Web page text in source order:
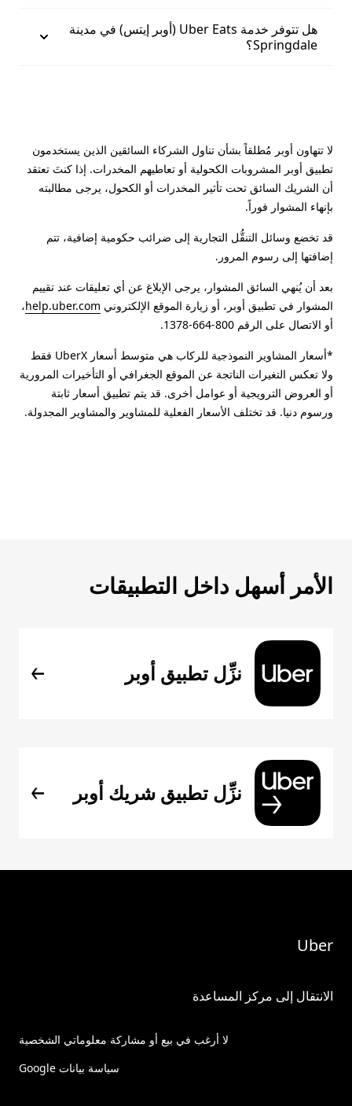
هل تتوفر خدمة Uber Eats (أوبر إيتس) في مدينة
Springdale؟
لا تتهاون أوبر مُطلقاً بشأن تناول الشركاء السائقين الذين يستخدمون
تطبيق أوبر المشروبات الكحولية أو تعاطيهم المخدرات. إذا كنتَ تعتقد
أن الشريك السائق تحت تأثير المخدرات أو الكحول، يرجى مطالبته
بإنهاء المشوار فوراً.
قد تخضع وسائل التنقُّل التجارية إلى ضرائب حكومية إضافية، تتم
إضافتها إلى رسوم المرور.
بعد أن يُنهي السائق المشوار، يرجى الإبلاغ عن أي تعليقات عند تقييم
المشوار في تطبيق أوبر، أو زيارة الموقع الإلكتروني help.uber.com،
أو الاتصال على الرقم 800-664-1378.
*أسعار المشاوير النموذجية للركاب هي متوسط أسعار UberX فقط
ولا تعكس التغيرات الناتجة عن الموقع الجغرافي أو التأخيرات المرورية
أو العروض الترويجية أو عوامل أخرى. قد يتم تطبيق أسعار ثابتة
ورسوم دنيا. قد تختلف الأسعار الفعلية للمشاوير والمشاوير المجدولة.
الأمر أسهل داخل التطبيقات
نزِّل تطبيق أوبر
نزِّل تطبيق شريك أوبر
Uber
الانتقال إلى مركز المساعدة
لا أرغب في بيع أو مشاركة معلوماتي الشخصية
سياسة بيانات Google